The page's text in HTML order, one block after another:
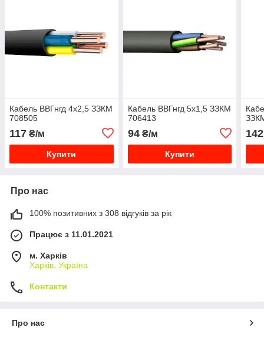
Кабель ВВГнгд 4х2,5 ЗЗКМ
708505
117 ₴/м
Купити
Кабель ВВГнгд 5х1,5 ЗЗКМ
706413
94₴/м
Купити
142
Про нас
100% позитивних з 308 відгуків за рік
Працює з 11.01.2021
м. Харків
Харків, Україна
Контакти
Про нас